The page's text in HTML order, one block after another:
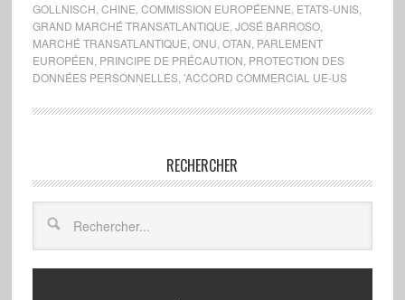
GOLLNISCH CHINE COMMISSION EUROPÉENNE ETATS-UNIS,
GRAND MARCHÉ TRANSATLANTIQUE JOSÉ BARROSO,
MARCHÉ TRANSATLANTIQUE ONU OTAN PARLEMENT
EUROPÉEN PRINCIPE DE PRÉCAUTION PROTECTION DES
DONNÉES PERSONNELLES, ’ACCORD COMMERCIAL UE-US
RECHERCHER